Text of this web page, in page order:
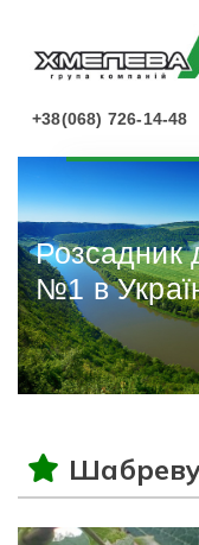
+38(068) 726-14-48
Розсадник
№1 в